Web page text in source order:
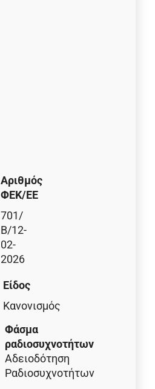
Αριθμός
ΦΕΚ/EE
701/
Β/12-
02-
2026
Είδος
Κανονισμός
Φάσμα
ραδιοσυχνοτήτων
Αδειοδότηση
Ραδιοσυχνοτήτων